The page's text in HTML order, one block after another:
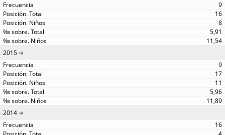
9
16
8
5,91
11,54
2015
9
17
11
5,96
11,89
2014
16